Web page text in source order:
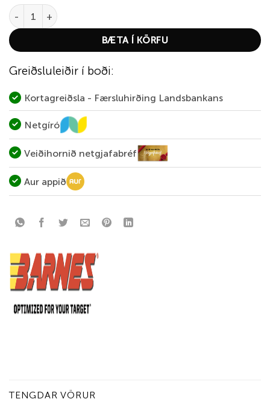
Barnes 6mm - 72gr. HP FB quantity
BÆTA Í KÖRFU
Greiðsluleiðir í boði:
Kortagreiðsla - Færsluhirðing Landsbankans
Netgíró
Veiðihornið netgjafabréf
Aur appið
TENGDAR VÖRUR